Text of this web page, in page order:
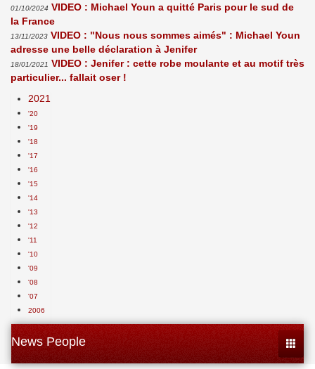
01/10/2024 VIDEO : Michael Youn a quitté Paris pour le sud de
la France
13/11/2023 VIDEO : "Nous nous sommes aimés" : Michael Youn
adresse une belle déclaration à Jenifer
18/01/2021 VIDEO : Jenifer : cette robe moulante et au motif très
particulier... fallait oser !
2021
'20
'19
'18
'17
'16
'15
'14
'13
'12
'11
'10
'09
'08
'07
2006
News People